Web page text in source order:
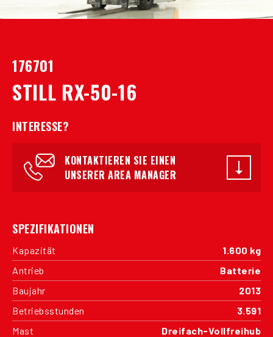
176701
STILL RX-50-16
INTERESSE?
KONTAKTIEREN SIE EINEN
UNSERER AREA MANAGER
SPEZIFIKATIONEN
Kapazität
1.600 kg
Antrieb
Batterie
Baujahr
2013
Betriebsstunden
3.591
Mast
Dreifach-Vollfreihub